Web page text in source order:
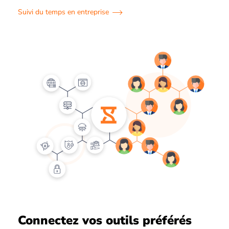
Suivi du temps en entreprise
Connectez vos outils préférés